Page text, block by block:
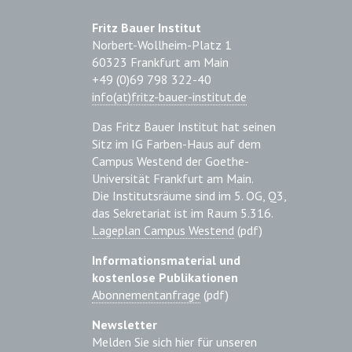
Fritz Bauer Institut
Norbert-Wollheim-Platz 1
60323 Frankfurt am Main
+49 (0)69 798 322-40
info(at)fritz-bauer-institut.de
Das Fritz Bauer Institut hat seinen
Sitz im IG Farben-Haus auf dem
Campus Westend der Goethe-
Universität Frankfurt am Main.
Die Institutsräume sind im 5. OG, Q3,
das Sekretariat ist im Raum 5.316.
Lageplan Campus Westend (pdf)
Informationsmaterial und
kostenlose Publikationen
Abonnementanfrage (pdf)
Newsletter
Melden Sie sich hier für unseren